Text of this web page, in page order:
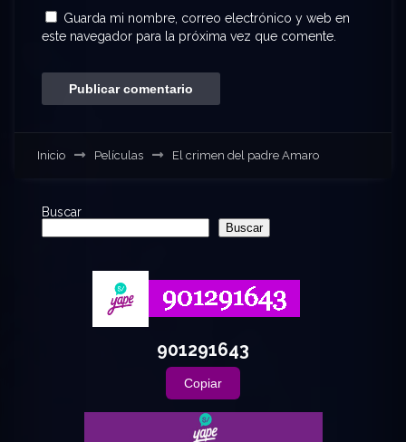
Guarda mi nombre, correo electrónico y web en
este navegador para la próxima vez que comente.
Inicio Películas El crimen del padre Amaro
Buscar
Buscar
901291643
Copiar